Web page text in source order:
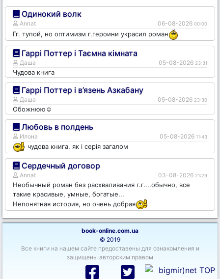
Одинокий волк
Annat 06-08-2026 00:00
Гг. тупой, но оптимизм г.героини украсил роман
Гаррі Поттер і Таємна кімната
Даша 05-08-2026 23:31
Чудова книга
Гаррі Поттер і в’язень Азкабану
Даша 05-08-2026 23:30
Обожнюю☺️
Любовь в полдень
Илона 05-08-2026 11:43
чудова книга, як і серія загалом
Сердечный договор
Annat 03-08-2026 21:29
Необычный роман без расхваливания г.г....обычно, все
такие красивые, умные, богатые...
Непонятная история, но очень добрая
book-online.com.ua
© 2019
Все книги на нашем сайте предоставены для ознакомления и
защищены авторским правом